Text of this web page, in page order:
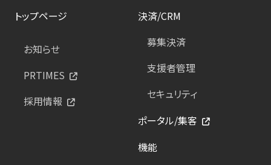
トップページ
お知らせ
PRTIMES
採用情報
決済/CRM
募集決済
支援者管理
セキュリティ
ポータル/集客
機能